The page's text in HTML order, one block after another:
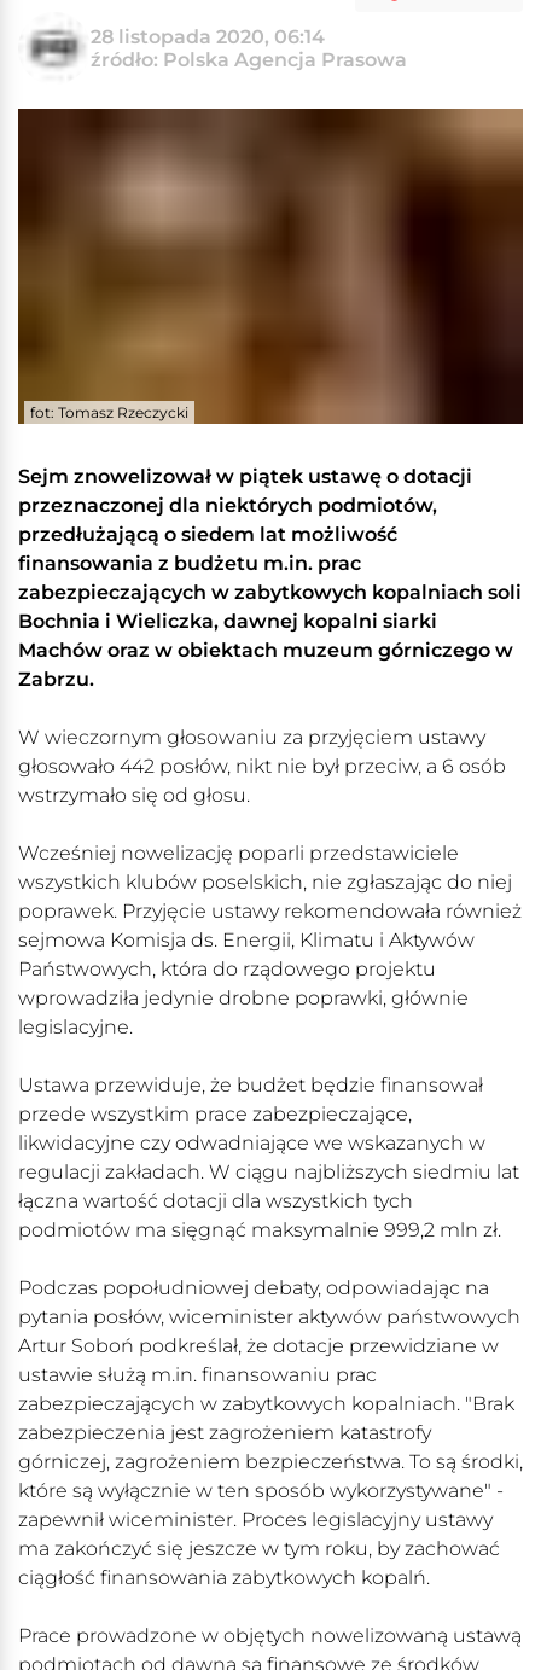
28 listopada 2020, 06:14
źródło: Polska Agencja Prasowa
fot: Tomasz Rzeczycki
Sejm znowelizował w piątek ustawę o dotacji
przeznaczonej dla niektórych podmiotów,
przedłużającą o siedem lat możliwość
finansowania z budżetu m.in. prac
zabezpieczających w zabytkowych kopalniach soli
Bochnia i Wieliczka, dawnej kopalni siarki
Machów oraz w obiektach muzeum górniczego w
Zabrzu.
W wieczornym głosowaniu za przyjęciem ustawy
głosowało 442 posłów, nikt nie był przeciw, a 6 osób
wstrzymało się od głosu.
Wcześniej nowelizację poparli przedstawiciele
wszystkich klubów poselskich, nie zgłaszając do niej
poprawek. Przyjęcie ustawy rekomendowała również
sejmowa Komisja ds. Energii, Klimatu i Aktywów
Państwowych, która do rządowego projektu
wprowadziła jedynie drobne poprawki, głównie
legislacyjne.
Ustawa przewiduje, że budżet będzie finansował
przede wszystkim prace zabezpieczające,
likwidacyjne czy odwadniające we wskazanych w
regulacji zakładach. W ciągu najbliższych siedmiu lat
łączna wartość dotacji dla wszystkich tych
podmiotów ma sięgnąć maksymalnie 999,2 mln zł.
Podczas popołudniowej debaty, odpowiadając na
pytania posłów, wiceminister aktywów państwowych
Artur Soboń podkreślał, że dotacje przewidziane w
ustawie służą m.in. finansowaniu prac
zabezpieczających w zabytkowych kopalniach. "Brak
zabezpieczenia jest zagrożeniem katastrofy
górniczej, zagrożeniem bezpieczeństwa. To są środki,
które są wyłącznie w ten sposób wykorzystywane" -
zapewnił wiceminister. Proces legislacyjny ustawy
ma zakończyć się jeszcze w tym roku, by zachować
ciągłość finansowania zabytkowych kopalń.
Prace prowadzone w objętych nowelizowaną ustawą
podmiotach od dawna są finansowe ze środków